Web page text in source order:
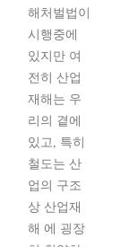
해처벌법이
시행중에
있지만 여
전히 산업
재해는 우
리의 곁에
있고, 특히
철도는 산
업의 구조
상 산업재
해 에 굉장